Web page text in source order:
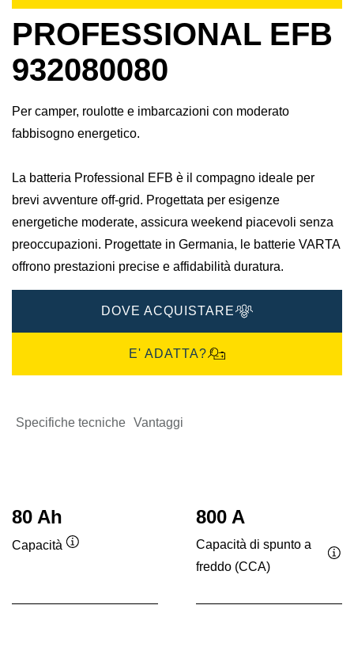
PROFESSIONAL EFB
932080080
Per camper, roulotte e imbarcazioni con moderato
fabbisogno energetico.
La batteria Professional EFB è il compagno ideale per
brevi avventure off-grid. Progettata per esigenze
energetiche moderate, assicura weekend piacevoli senza
preoccupazioni.​ Progettate in Germania, le batterie VARTA
offrono prestazioni precise e affidabilità duratura.​
DOVE ACQUISTARE
E' ADATTA?
Specifiche tecniche Vantaggi
80 Ah
Capacità
800 A
Capacità di spunto a
freddo (CCA)